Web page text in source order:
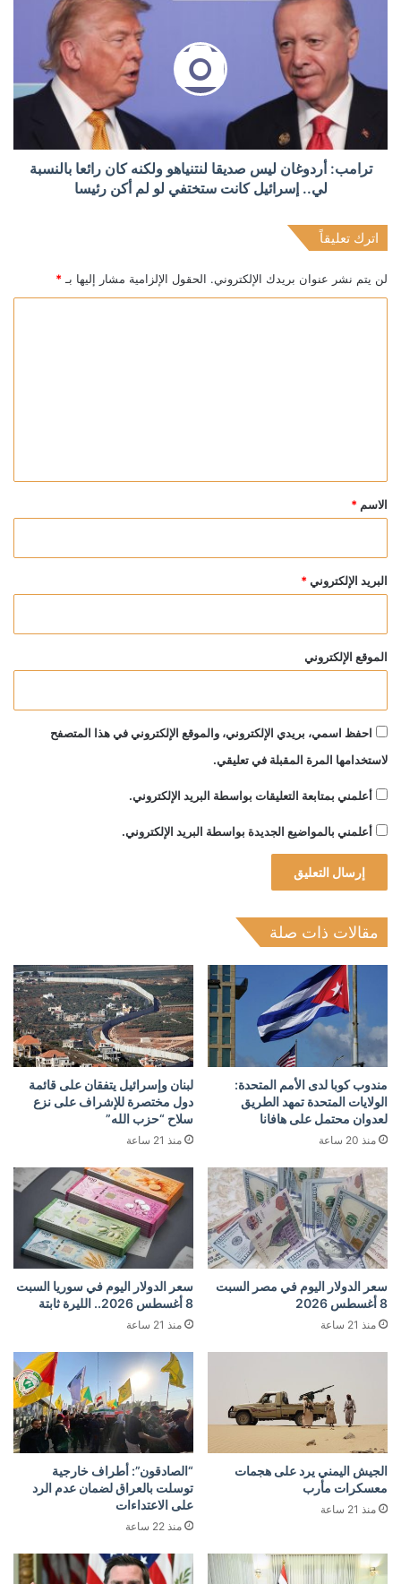
ترامب: أردوغان ليس صديقا لنتنياهو ولكنه كان رائعا بالنسبة
لي.. إسرائيل كانت ستختفي لو لم أكن رئيسا
اترك تعليقاً
لن يتم نشر عنوان بريدك الإلكتروني. الحقول الإلزامية مشار إليها بـ *
*
الاسم *
البريد الإلكتروني *
الموقع الإلكتروني
احفظ اسمي، بريدي الإلكتروني، والموقع الإلكتروني في هذا المتصفح
لاستخدامها المرة المقبلة في تعليقي.
أعلمني بمتابعة التعليقات بواسطة البريد الإلكتروني.
أعلمني بالمواضيع الجديدة بواسطة البريد الإلكتروني.
مقالات ذات صلة
مندوب كوبا لدى الأمم المتحدة:
الولايات المتحدة تمهد الطريق
لعدوان محتمل على هافانا
منذ 20 ساعة
لبنان وإسرائيل يتفقان على قائمة
دول مختصرة للإشراف على نزع
سلاح “حزب الله”
منذ 21 ساعة
سعر الدولار اليوم في مصر السبت
8 أغسطس 2026
منذ 21 ساعة
سعر الدولار اليوم في سوريا السبت
8 أغسطس 2026.. الليرة ثابتة
منذ 21 ساعة
الجيش اليمني يرد على هجمات
معسكرات مأرب
منذ 21 ساعة
“الصادقون”: أطراف خارجية
توسلت بالعراق لضمان عدم الرد
على الاعتداءات
منذ 22 ساعة